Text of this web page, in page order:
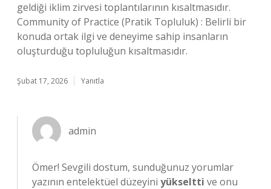
geldiği iklim zirvesi toplantılarının kısaltmasıdır.
Community of Practice (Pratik Topluluk) : Belirli bir
konuda ortak ilgi ve deneyime sahip insanların
oluşturduğu topluluğun kısaltmasıdır.
Şubat 17, 2026 Yanıtla
admin
Ömer! Sevgili dostum, sunduğunuz yorumlar
yazının entelektüel düzeyini yükseltti ve onu